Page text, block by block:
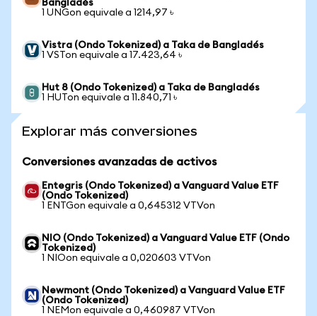
Bangladés
1 UNGon equivale a 1214,97 ৳
Vistra (Ondo Tokenized) a Taka de Bangladés
1 VSTon equivale a 17.423,64 ৳
Hut 8 (Ondo Tokenized) a Taka de Bangladés
1 HUTon equivale a 11.840,71 ৳
Explorar más conversiones
Conversiones avanzadas de activos
Entegris (Ondo Tokenized) a Vanguard Value ETF
(Ondo Tokenized)
1 ENTGon equivale a 0,645312 VTVon
NIO (Ondo Tokenized) a Vanguard Value ETF (Ondo
Tokenized)
1 NIOon equivale a 0,020603 VTVon
Newmont (Ondo Tokenized) a Vanguard Value ETF
(Ondo Tokenized)
1 NEMon equivale a 0,460987 VTVon